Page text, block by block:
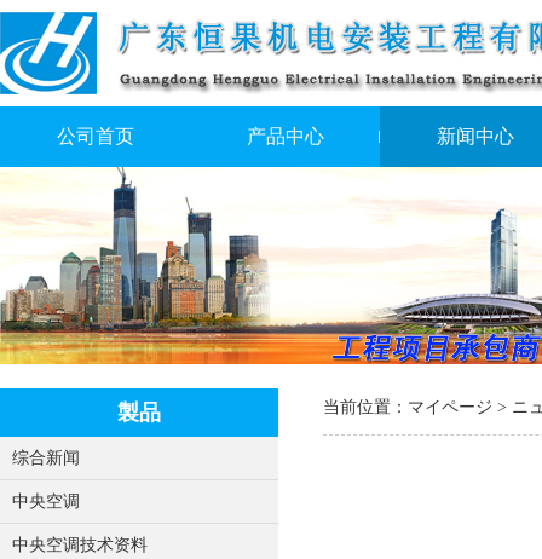
公司首页 产品中心 新闻中心
製品
综合新闻
中央空调
中央空调技术资料
当前位置： マイページ > ニ